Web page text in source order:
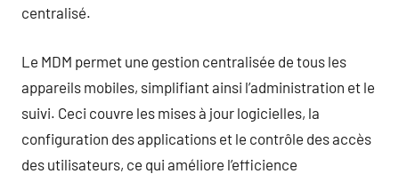
centralisé.
Le MDM permet une gestion centralisée de tous les
appareils mobiles, simplifiant ainsi l’administration et le
suivi. Ceci couvre les mises à jour logicielles, la
configuration des applications et le contrôle des accès
des utilisateurs, ce qui améliore l’efficience